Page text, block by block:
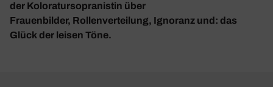
der Koloratursopranistin über
Frauenbilder, Rollenverteilung, Ignoranz und: das
Glück der leisen Töne.